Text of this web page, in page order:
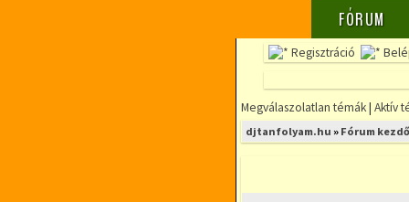
FÓRUM
Regisztráció
Megválaszolatlan témák| Aktív
djtanfolyam.hu » Fórum